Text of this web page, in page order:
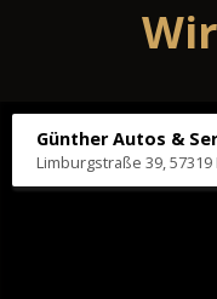
Günther Autos &
Limburgstraße 39,